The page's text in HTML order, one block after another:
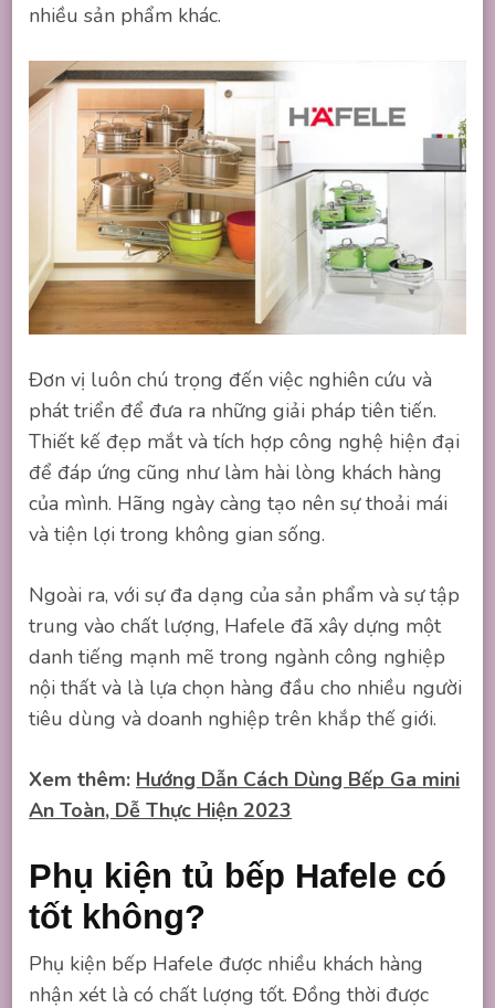
nhiều sản phẩm khác.
Đơn vị luôn chú trọng đến việc nghiên cứu và
phát triển để đưa ra những giải pháp tiên tiến.
Thiết kế đẹp mắt và tích hợp công nghệ hiện đại
để đáp ứng cũng như làm hài lòng khách hàng
của mình. Hãng ngày càng tạo nên sự thoải mái
và tiện lợi trong không gian sống.
Ngoài ra, với sự đa dạng của sản phẩm và sự tập
trung vào chất lượng, Hafele đã xây dựng một
danh tiếng mạnh mẽ trong ngành công nghiệp
nội thất và là lựa chọn hàng đầu cho nhiều người
tiêu dùng và doanh nghiệp trên khắp thế giới.
Xem thêm: Hướng Dẫn Cách Dùng Bếp Ga mini
An Toàn, Dễ Thực Hiện 2023
Phụ kiện tủ bếp Hafele có
tốt không?
Phụ kiện bếp Hafele được nhiều khách hàng
nhận xét là có chất lượng tốt. Đồng thời được